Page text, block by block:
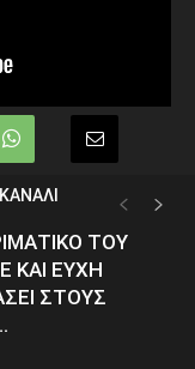
ΤΟΥ
ΚΑΙ ΕΥΧΗ
ΣΤΟΥΣ